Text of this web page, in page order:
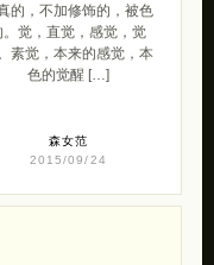
的，不加修饰的，被色
。觉，直觉，感觉，觉
素觉，本来的感觉，本
色的觉醒 […]
森女范
2015/09/24